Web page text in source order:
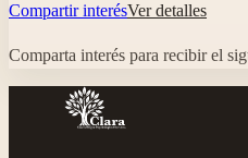
Compartir interésVer detalles
Comparta interés para recibir el